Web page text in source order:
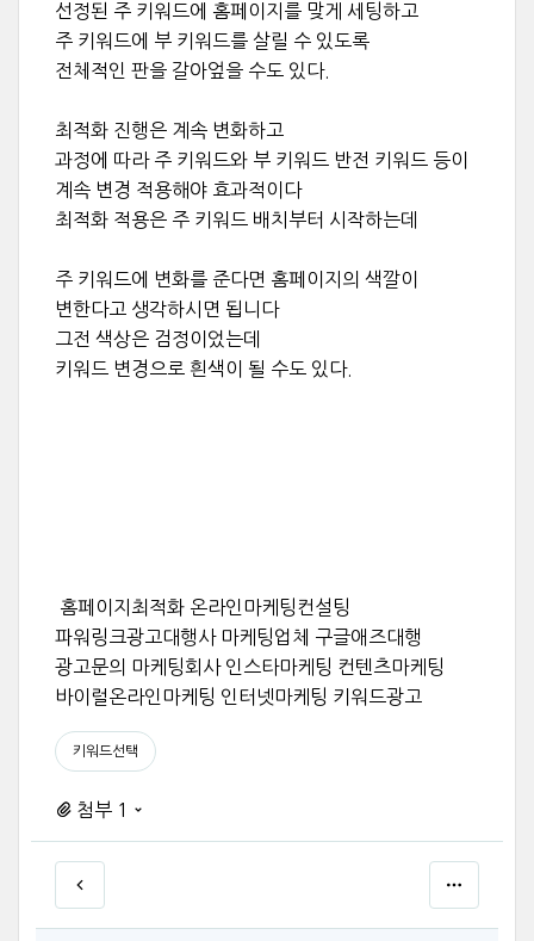
선정된 주 키워드에 홈페이지를 맞게 세팅하고
주 키워드에 부 키워드를 살릴 수 있도록
전체적인 판을 갈아엎을 수도 있다.
최적화 진행은 계속 변화하고
과정에 따라 주 키워드와 부 키워드 반전 키워드 등이
계속 변경 적용해야 효과적이다
최적화 적용은 주 키워드 배치부터 시작하는데
주 키워드에 변화를 준다면 홈페이지의 색깔이
변한다고 생각하시면 됩니다
그전 색상은 검정이었는데
키워드 변경으로 흰색이 될 수도 있다.
홈페이지최적화 온라인마케팅컨설팅
파워링크광고대행사 마케팅업체 구글애즈대행
광고문의 마케팅회사 인스타마케팅 컨텐츠마케팅
바이럴온라인마케팅 인터넷마케팅 키워드광고
키워드선택
첨부 1